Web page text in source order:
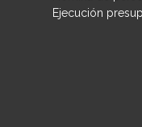
Ejecución